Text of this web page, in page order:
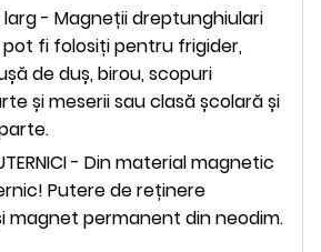
larg - Magneții dreptunghiulari
fi folosiți pentru frigider,
de duș, birou, scopuri
și meserii sau clasă școlară și
- Din material magnetic
Putere de reținere
magnet permanent din neodim.